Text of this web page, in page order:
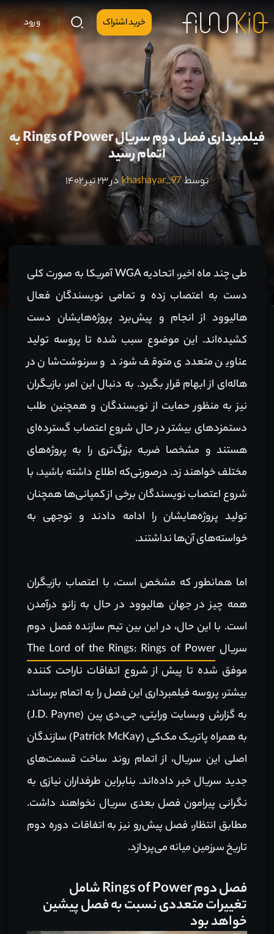
خرید اشتراک ورود
فیلمبرداری فصل دوم سریال Rings of Power به
اتمام رسید
توسطkhashayar_97در ۲۳ تیر ۱۴۰۲
طی چند ماه اخیر، اتحادیه WGA آمریکا به صورت کلی
دست به اعتصاب زده و تمامی نویسندگان فعال
هالیوود از انجام و پیش‌برد پروژه‌هایشان دست
کشیده‌اند. این موضوع سبب شده تا پروسه تولید
عناوین متعددی متوقف شوند و سرنوشت‌شان در
هاله‌ای از ابهام قرار بگیرد. به دنبال این امر، بازیگران
نیز به منظور حمایت از نویسندگان و همچنین طلب
دستمزدهای بیشتر در حال شروع اعتصاب گسترده‌ای
هستند و مشخصا ضربه بزرگ‌تری را به پروژه‌های
مختلف خواهند زد. درصورتی‌که اطلاع داشته باشید، با
شروع اعتصاب نویسندگان برخی از کمپانی‌ها همچنان
تولید پروژه‌هایشان را ادامه دادند و توجهی به
خواسته‌های آن‌ها نداشتند.
اما همانطور که مشخص است، با اعتصاب بازیگران
همه چیز در جهان هالیوود در حال به زانو درآمدن
است. با این حال، در این بین تیم سازنده فصل دوم
سریالThe Lord of the Rings: Rings of Power
موفق شده تا پیش از شروع اتفاقات ناراحت کننده
بیشتر، پروسه فیلمبرداری این فصل را به اتمام برساند.
به گزارش وبسایت ورایتی، جی.دی پین (J.D. Payne)
به همراه پاتریک مک‌کی (Patrick McKay) سازندگان
اصلی این سریال، از اتمام روند ساخت قسمت‌های
جدید سریال خبر داده‌اند. بنابراین طرفداران نیازی به
نگرانی پیرامون فصل بعدی سریال نخواهند داشت.
مطابق انتظار، فصل پیش‌رو نیز به اتفاقات دوره دوم
تاریخ سرزمین میانه می‌پردازد.
فصل دوم Rings of Power شامل
تغییرات متعددی نسبت به فصل پیشین
خواهد بود